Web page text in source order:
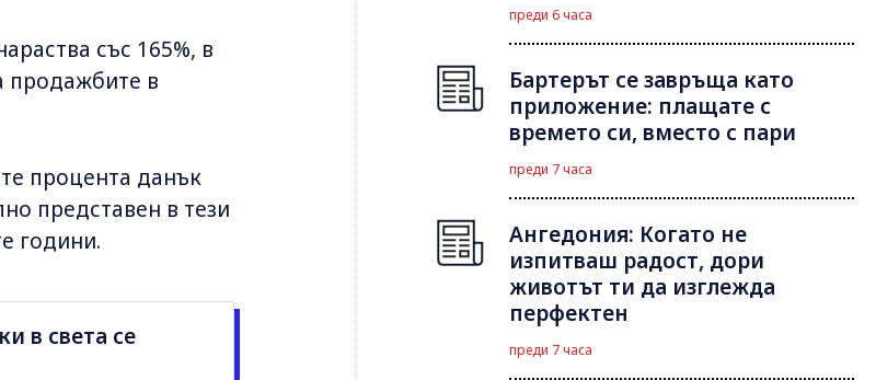
със 165%, в
продажбите в
процента данък
представен в тези
години.
в света се
преди 6 часа
Бартерът се завръща като
приложение: плащате с
времето си, вместо с пари
преди 7 часа
Ангедония: Когато не
изпитваш радост, дори
животът ти да изглежда
перфектен
преди 7 часа